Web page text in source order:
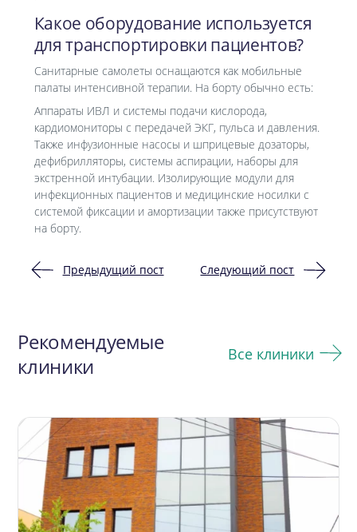
Какое оборудование используется
для транспортировки пациентов?
Санитарные самолеты оснащаются как мобильные
палаты интенсивной терапии. На борту обычно есть:
Аппараты ИВЛ и системы подачи кислорода,
кардиомониторы с передачей ЭКГ, пульса и давления.
Также инфузионные насосы и шприцевые дозаторы,
дефибрилляторы, системы аспирации, наборы для
экстренной интубации. Изолирующие модули для
инфекционных пациентов и медицинские носилки с
системой фиксации и амортизации также присутствуют
на борту.
записям
Предыдущий пост Следующий пост
Рекомендуемые
клиники
Все клиники